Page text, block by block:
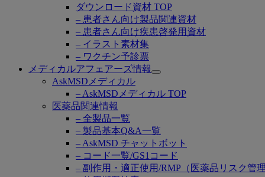
ダウンロード資材 TOP
– 患者さん向け製品関連資材
– 患者さん向け疾患啓発用資材
– イラスト素材集
– ワクチン予診票
メディカルアフェアーズ情報
Open
AskMSDメディカル
– AskMSDメディカル TOP
医薬品関連情報
– 全製品一覧
– 製品基本Q&A一覧
– AskMSD チャットボット
– コード一覧/GS1コード
– 副作用・適正使用/RMP（医薬品リスク管理